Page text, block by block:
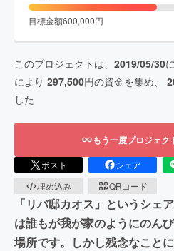
目標金額600,000円
このプロジェクトは、 2019/05/30
により 297,500円の資金を集め、
した
もう一度プロジェク
ポスト シェア
埋め込み
QRコード
「リバ邸カオス」というシェ
は誰もが我が家のようにのん
場所です。しかし残念なこと